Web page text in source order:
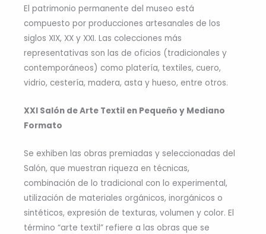
El patrimonio permanente del museo está
compuesto por producciones artesanales de los
siglos XIX, XX y XXI. Las colecciones más
representativas son las de oficios (tradicionales y
contemporáneos) como platería, textiles, cuero,
vidrio, cestería, madera, asta y hueso, entre otros.
XXI Salón de Arte Textil en Pequeño y Mediano
Formato
Se exhiben las obras premiadas y seleccionadas del
Salón, que muestran riqueza en técnicas,
combinación de lo tradicional con lo experimental,
utilización de materiales orgánicos, inorgánicos o
sintéticos, expresión de texturas, volumen y color. El
término “arte textil” refiere a las obras que se